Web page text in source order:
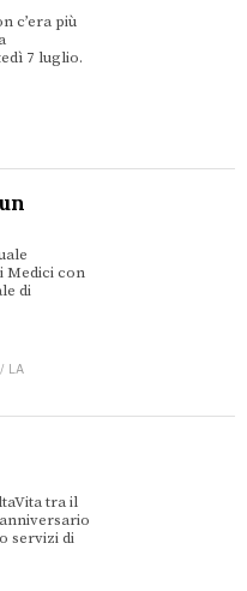
c’era più
7 luglio.
Medici con
di
/ LA
tra il
servizi di